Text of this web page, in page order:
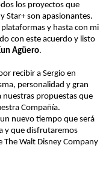
los proyectos que
Star+ son apasionantes.
y hasta con mi
con este acuerdo y listo
Agüero.
recibir a Sergio en
personalidad y gran
propuestas que
Compañía.
nuevo tiempo que será
y que disfrutaremos
The Walt Disney Company